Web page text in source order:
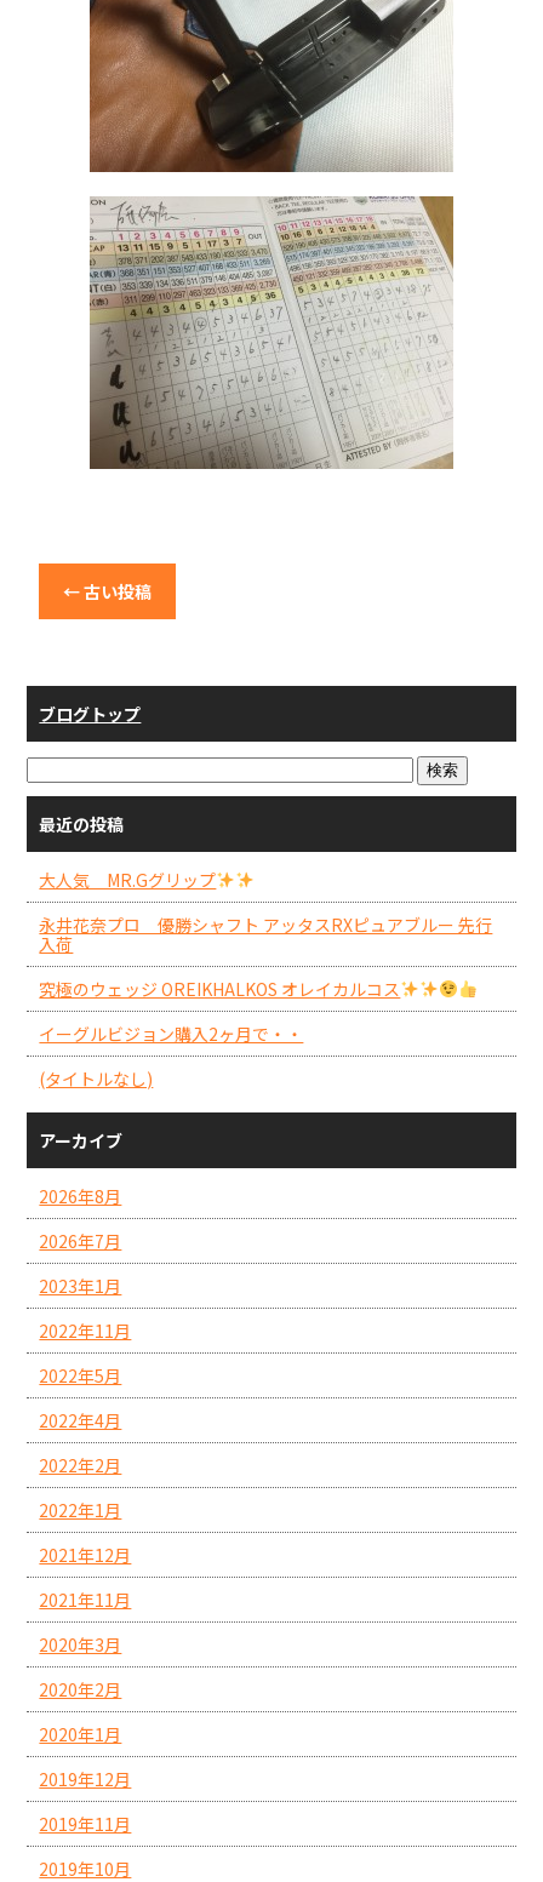
←古い投稿
ブログトップ
最近の投稿
大人気 MR.Gグリップ
永井花奈プロ 優勝シャフト アッタスRXピュアブルー 先行
入荷
究極のウェッジ OREIKHALKOS オレイカルコス
イーグルビジョン購入2ヶ月で・・
(タイトルなし)
アーカイブ
2026年8月
2026年7月
2023年1月
2022年11月
2022年5月
2022年4月
2022年2月
2022年1月
2021年12月
2021年11月
2020年3月
2020年2月
2020年1月
2019年12月
2019年11月
2019年10月